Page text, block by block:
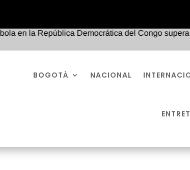
República Democrática del Congo supera los
BOGOTÁ NACIONAL